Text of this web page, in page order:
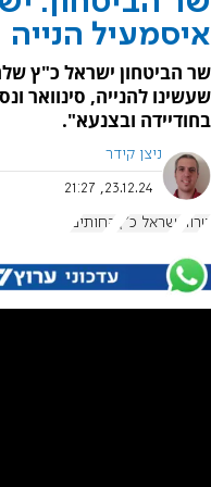
איסמעיל הנייה
שר הביטחון ישראל כ"ץ
שעשינו להנייה, סינוואר
בחודיידה ובצנעא".
ניצן קידר
23.12.24, 21:27
טרור ישראל כ"ץ החותים